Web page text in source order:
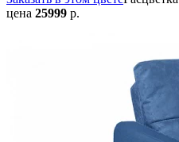
цена 25999 р.